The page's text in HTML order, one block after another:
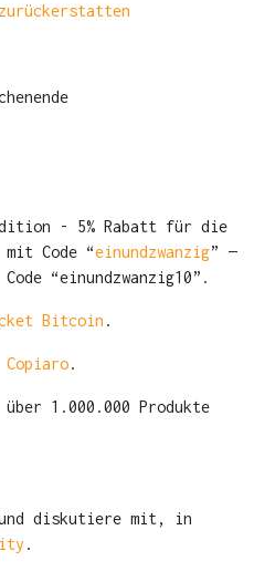
- 5% Rabatt für die
mit Code “einundzwanzig” —
“einundzwanzig10”.
Bitcoin .
Copiaro.
1.000.000 Produkte
diskutiere mit, in
.